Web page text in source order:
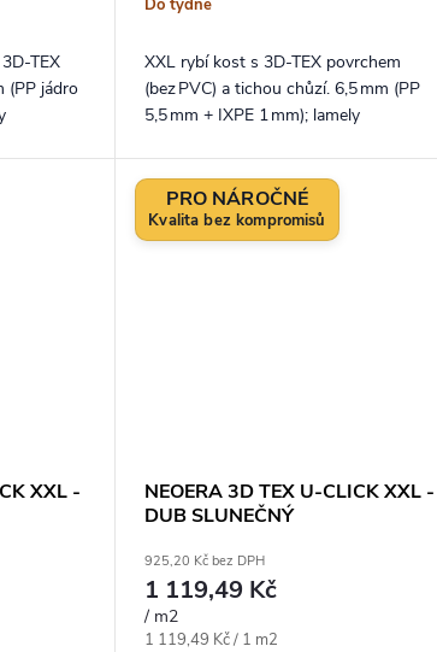
(PP jádro
Do týdne
XXL rybí kost s 3D‑TEX povrchem
(bez PVC) a tichou chůzí. 6,5 mm (PP
5,5 mm + IXPE 1 mm); lamely
XXL -
PRO NÁROČNÉ
NEOERA 3D TEX U-CLICK XXL -
DUB SLUNEČNÝ
925,20 Kč bez DPH
1 119,49 Kč
/ m2
Měrná cena:
1 119,49 Kč / 1 m2